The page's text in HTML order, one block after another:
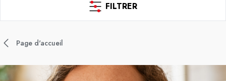
FILTRER
Page d'accueil